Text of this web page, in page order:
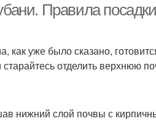
Правила посадки
уже было сказано,
отделить верхнюю
нижний слой почвы с